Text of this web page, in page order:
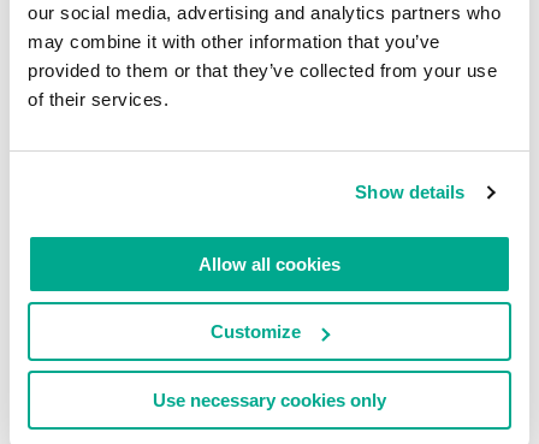
our social media, advertising and analytics partners who
may combine it with other information that you’ve
provided to them or that they’ve collected from your use
of their services.
Show details
Allow all cookies
Customize
Use necessary cookies only
Et voici un résumé de mes déplacements autour du
globe en 2014, par ordre d’apparition dans mon
Moscou – Londres – Davos – Tel Aviv – Moscou.
Riyad – Rome – Hanovre – Séoul – Sanya – Moscou.
Baikonour. Washington – Boston – Hawaï – San
Francisco – Moscou. Londres à nouveau. Tokyo.
Londres, Monaco. Munich, Bergen, Hong Kong –
Katmandou – Bombay – Genève – Moscou.
Petropavlovsk-Kamchatsky – archipel des Kouriles